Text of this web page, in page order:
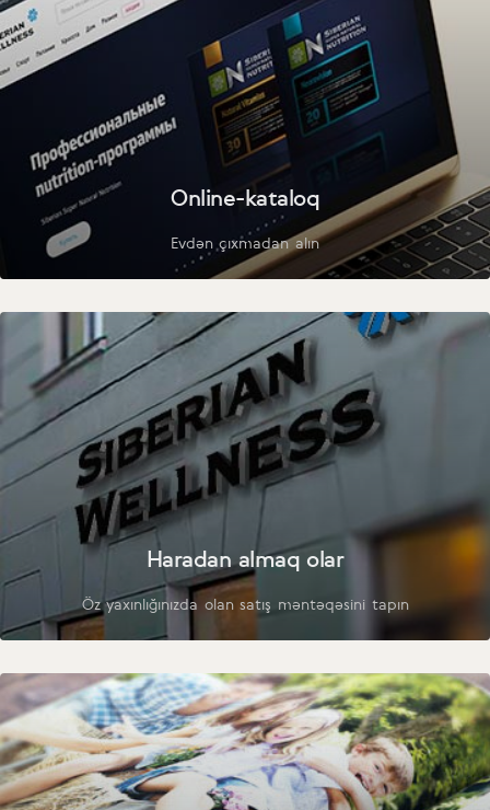
Online-kataloq
Evdən çıxmadan alın
Haradan almaq olar
Öz yaxınlığınızda olan satış məntəqəsini tapın